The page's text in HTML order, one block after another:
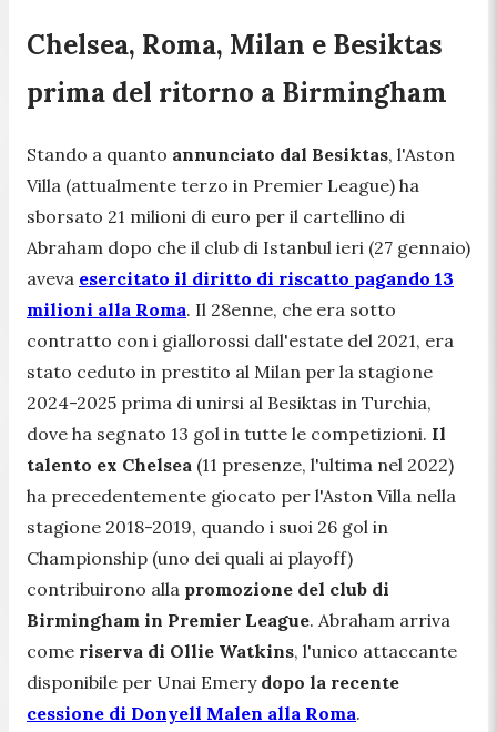
Chelsea, Roma, Milan e Besiktas
prima del ritorno a Birmingham
Stando a quanto annunciato dal Besiktas, l'Aston
Villa (attualmente terzo in Premier League) ha
sborsato 21 milioni di euro per il cartellino di
Abraham dopo che il club di Istanbul ieri (27 gennaio)
aveva esercitato il diritto di riscatto pagando 13
milioni alla Roma. Il 28enne, che era sotto
contratto con i giallorossi dall'estate del 2021, era
stato ceduto in prestito al Milan per la stagione
2024-2025 prima di unirsi al Besiktas in Turchia,
dove ha segnato 13 gol in tutte le competizioni. Il
talento ex Chelsea (11 presenze, l'ultima nel 2022)
ha precedentemente giocato per l'Aston Villa nella
stagione 2018-2019, quando i suoi 26 gol in
Championship (uno dei quali ai playoff)
contribuirono alla promozione del club di
Birmingham in Premier League. Abraham arriva
come riserva di Ollie Watkins, l'unico attaccante
disponibile per Unai Emerydopo la recente
cessione di Donyell Malen alla Roma.